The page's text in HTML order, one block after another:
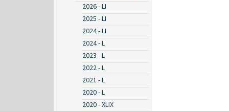
2026 - LI
2025 - LI
2024 - LI
2024 - L
2023 - L
2022 - L
2021 - L
2020 - L
2020 - XLIX